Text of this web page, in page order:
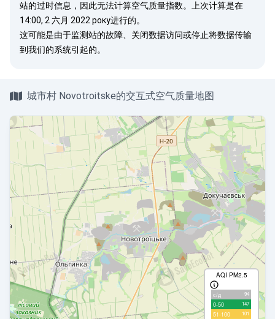
站的过时信息，因此无法计算空气质量指数。上次计算是在
14:00, 2 六月 2022 року进行的。
这可能是由于监测站的故障、关闭数据访问或停止将数据传输
到我们的系统引起的。
城市村 Novotroitske的交互式空气质量地图
AQI PM2.5
с/д 94
0-50 147
51-100 101